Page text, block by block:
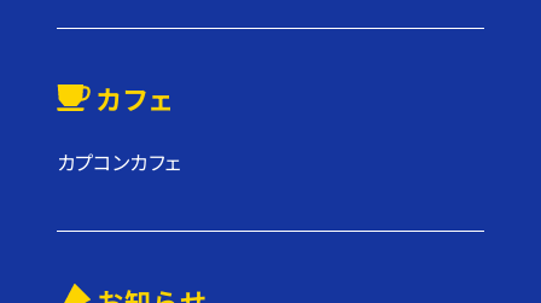
カフェ
カプコンカフェ